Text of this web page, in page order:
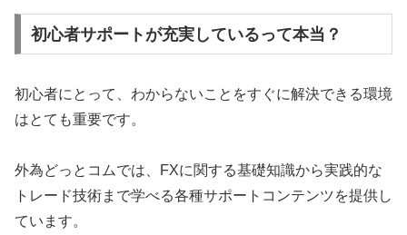
初心者サポートが充実しているって本当？
初心者にとって、わからないことをすぐに解決できる環境
はとても重要です。
外為どっとコムでは、FXに関する基礎知識から実践的な
トレード技術まで学べる各種サポートコンテンツを提供し
ています。